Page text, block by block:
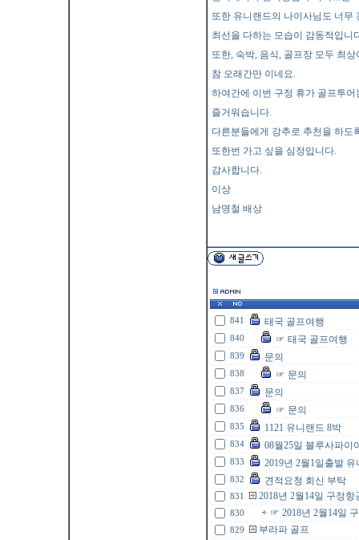
또한 유니랜드의 나이사님도 너무
최선을 다하는 모습이 감동적입니
또한, 숙박, 음식, 골프장 모두 최
참 오래간만 이네요.
하여간에 이번 구정 휴가 골프투
즐거워습니다.
다른분들에게 강추로 추천을 하도
또한번 가고 싶을 심정입니다.
감사합니다.
이상
남명철 배상
841 태국 골프여행
840 ☞ 태국 골프여행
839 문의
838 ☞ 문의
837 문의
836 ☞ 문의
835 1121 유니랜드 8박
834 08월25일 블루사파이
833 2019년 2월1일출발 유
832 견적요청 회신 부탁
831 2018년 2월14일 구정
830 ☞ 2018년 2월14일
829 부라파 골프